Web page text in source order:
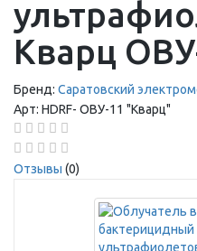
Кварц
Бренд: Саратовский
Арт: HDRF- ОВУ-11 "Кварц"
Отзывы (0)